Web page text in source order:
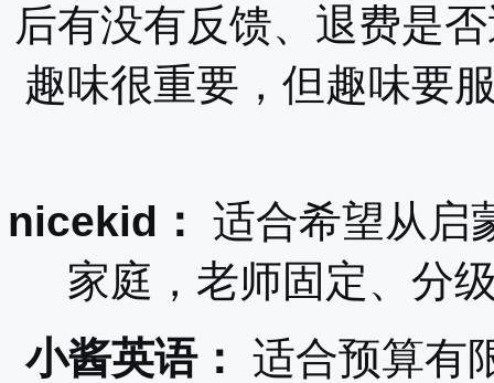
后有没有反馈、退费是
趣味很重要，但趣味要
nicekid：
适合希望从启
家庭，老师固定、分
小酱英语：
适合预算有